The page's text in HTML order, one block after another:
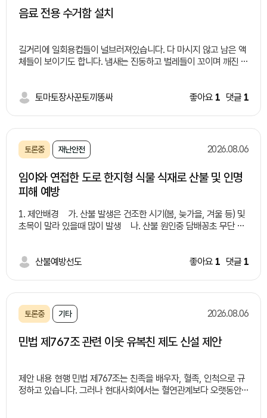
음료 전용 수거함 설치
길거리에 일회용컵들이 널브러져있습니다. 다 마시지 않고 남은 액
체들이 보이기도 합니다. 냄새는 진동하고 벌레들이 꼬이며 깨진 유
는 길거리 쓰레기통 부족과 액체 쓰레기 처리에 대한 난감함 때문
부족으로 비용 상승 -건강 피해:세균 번식•알레르기 유발 위험 해
결방안들 -유동인구가 많은 유통가, 상권, 버스 정류장 주변에 '잔
설치 -음료 수거함 내부 필터링/배수 시스템을 구축하여 액체만 따
로 모으거나 하수로 안전하게 배출할 수 있는 구조 마련 연계 및 보
헹궈서" 배출하는 캠페인 추진 및 안내 문구 부착 -시민 참여 및 제
도적 지원: 올바른 배출을 유도하는 지역사회 캠페인 확대 및 관련
대효과 -쾌적한 도심 환경 조성: 무단투기 감소로 악취 및 해충 번
증대: 액체 처리의 난감함을 해소하여 시민들의 자발적이고 올바른
분리배출 참여 유도
토마토장사꾼토끼똥싸 좋아요 1 댓글 1
토론중 재난안전 2026.08.06
임야와 연접한 도로 한지형 식물 식재로 산불 및 인명
피해 예방
1. 제안배경 가. 산불 발생은 건조한 시기(봄, 늦가을, 겨울 등) 및
초목이 말라 있을때 많이 발생 나. 산불 원인중 담배꽁초 무단 투
*사례1: 2022년 경북 울진
담배꽁초가 원인 라. 도로변 담배 꽁초 투기로 인해 산불 발생 제
공 실화자 검거는 상대적으로 낮음(사각지대 많음) 마. 임야와 연
등으로 마무리 2. 제안내용 가. 임야와 연접한 도로 건설 및 개
설하는 일정 지역 시범 적용후 제도 완성 다. 기존 도로 중 산불
위험도가 높은 지역 중 구역을 선별하여 한지형 식물 식재 3. 기대
산불예방선도 좋아요 1 댓글 1
토론중 기타 2026.08.06
민법 제767조 관련 이웃 유복친 제도 신설 제안
제안 내용 현행 민법 제767조는 친족을 배우자, 혈족, 인척으로 규
정하고 있습니다. 그러나 현대사회에서는 혈연관계보다 오랫동안